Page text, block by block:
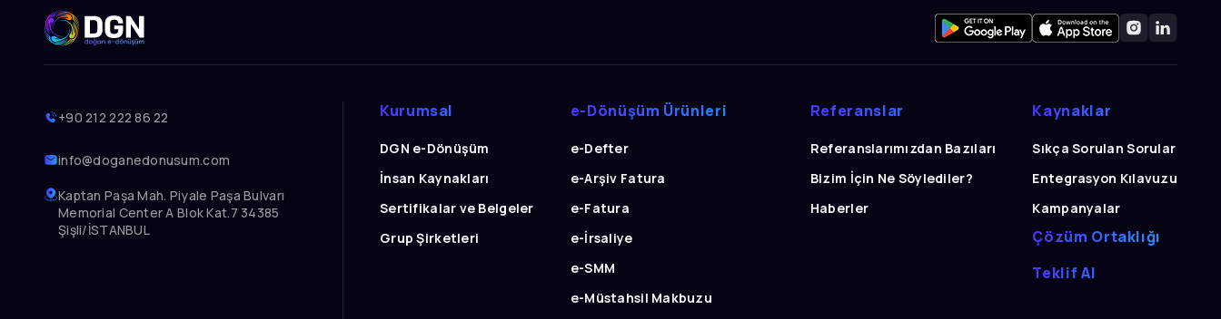
+90 212 222 86 22
info@doganedonusum.com
Kaptan Paşa Mah. Piyale Paşa Bulvarı
Memorial Center A Blok Kat.7 34385
Şişli/İSTANBUL
Kurumsal
DGN e-Dönüşüm
İnsan Kaynakları
Sertifikalar ve Belgeler
Grup Şirketleri
e-Dönüşüm Ürünleri
e-Defter
e-Arşiv Fatura
e-Fatura
e-İrsaliye
e-SMM
e-Müstahsil Makbuzu
Referanslar
Referanslarımızdan Bazıları
Bizim İçin Ne Söylediler?
Haberler
Kaynaklar
Sıkça Sorulan Sorular
Entegrasyon Kılavuzu
Kampanyalar
Çözüm Ortaklığı
Teklif Al